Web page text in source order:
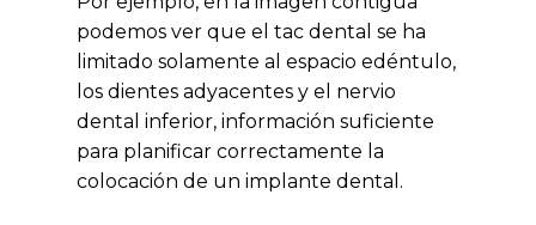
podemos ver que el tac dental se ha
limitado solamente al espacio edéntulo,
los dientes adyacentes y el nervio
dental inferior, información suficiente
para planificar correctamente la
colocación de un implante dental.